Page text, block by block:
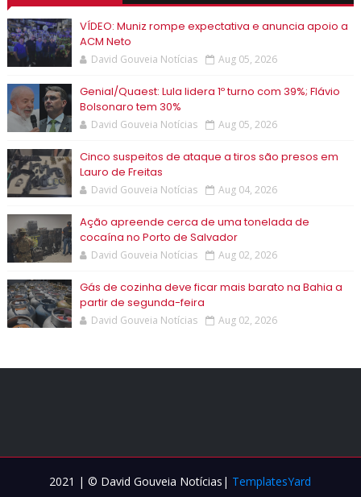
VÍDEO: Muniz rompe expectativa e anuncia apoio a
ACM Neto
David Gouveia Notícias Aug 05, 2026
Genial/Quaest: Lula lidera 1º turno com 39%; Flávio
Bolsonaro tem 30%
David Gouveia Notícias Aug 05, 2026
Cinco suspeitos de ataque a tiros são presos em
Lauro de Freitas
David Gouveia Notícias Aug 04, 2026
Ação apreende cerca de uma tonelada de
cocaína no Porto de Salvador
David Gouveia Notícias Aug 02, 2026
Gás de cozinha deve ficar mais barato na Bahia a
partir de segunda-feira
David Gouveia Notícias Aug 02, 2026
2021 | © David Gouveia Notícias| TemplatesYard